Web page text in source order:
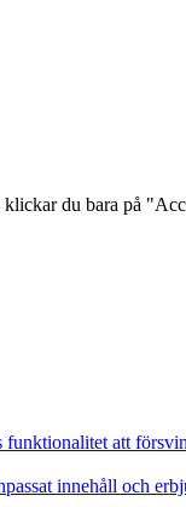
du bara på
att
innehåll och